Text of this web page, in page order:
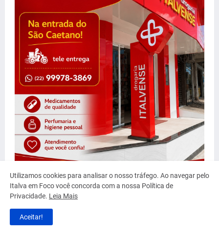
Utilizamos cookies para analisar o nosso tráfego. Ao navegar pelo
Italva em Foco você concorda com a nossa Política de
Privacidade. Leia Mais
Aceitar!